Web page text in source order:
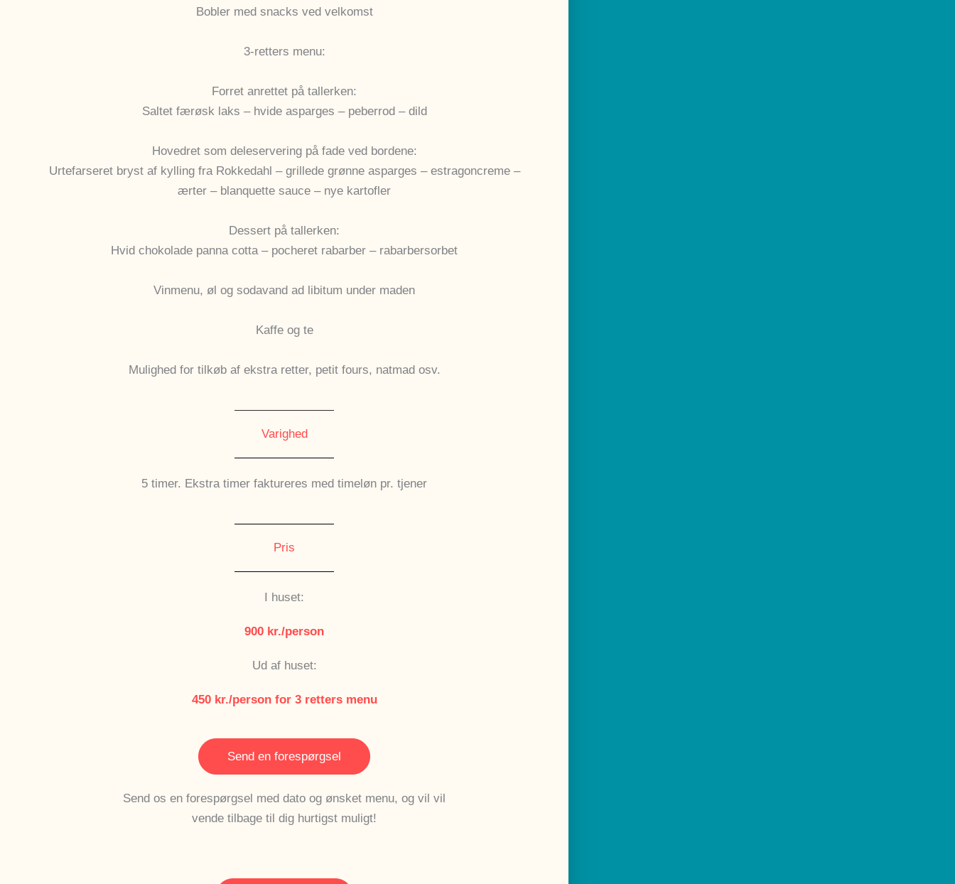
Bobler med snacks ved velkomst
3-retters menu:
Forret anrettet på tallerken:
Saltet færøsk laks – hvide asparges – peberrod – dild
Hovedret som deleservering på fade ved bordene:
Urtefarseret bryst af kylling fra Rokkedahl – grillede grønne asparges – estragoncreme –
ærter – blanquette sauce – nye kartofler
Dessert på tallerken:
Hvid chokolade panna cotta – pocheret rabarber – rabarbersorbet
Vinmenu, øl og sodavand ad libitum under maden
Kaffe og te
Mulighed for tilkøb af ekstra retter, petit fours, natmad osv.
Varighed
5 timer. Ekstra timer faktureres med timeløn pr. tjener
Pris
I huset:
900 kr./person
Ud af huset:
450 kr./person for 3 retters menu
Send en forespørgsel
Send os en forespørgsel med dato og ønsket menu, og vil vil
vende tilbage til dig hurtigst muligt!